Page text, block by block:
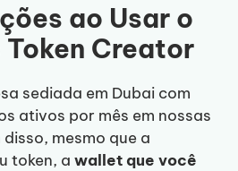
ao Usar o
Creator
sediada em Dubai com
ativos por mês em nossas
mesmo que a
token, a wallet que você